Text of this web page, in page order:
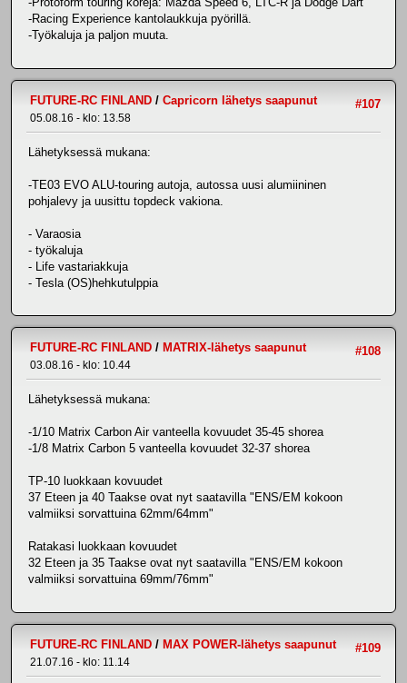
-Racing Experience kantolaukkuja pyörillä.
-Työkaluja ja paljon muuta.
#107
FUTURE-RC FINLAND / Capricorn lähetys saapunut
05.08.16 - klo: 13.58
Lähetyksessä mukana:
-TE03 EVO ALU-touring autoja, autossa uusi alumiininen
pohjalevy ja uusittu topdeck vakiona.
- Varaosia
- työkaluja
- Life vastariakkuja
- Tesla (OS)hehkutulppia
#108
FUTURE-RC FINLAND / MATRIX-lähetys saapunut
03.08.16 - klo: 10.44
Lähetyksessä mukana:
-1/10 Matrix Carbon Air vanteella kovuudet 35-45 shorea
-1/8 Matrix Carbon 5 vanteella kovuudet 32-37 shorea
TP-10 luokkaan kovuudet
37 Eteen ja 40 Taakse ovat nyt saatavilla "ENS/EM kokoon
valmiiksi sorvattuina 62mm/64mm"
Ratakasi luokkaan kovuudet
32 Eteen ja 35 Taakse ovat nyt saatavilla "ENS/EM kokoon
valmiiksi sorvattuina 69mm/76mm"
#109
FUTURE-RC FINLAND / MAX POWER-lähetys saapunut
21.07.16 - klo: 11.14